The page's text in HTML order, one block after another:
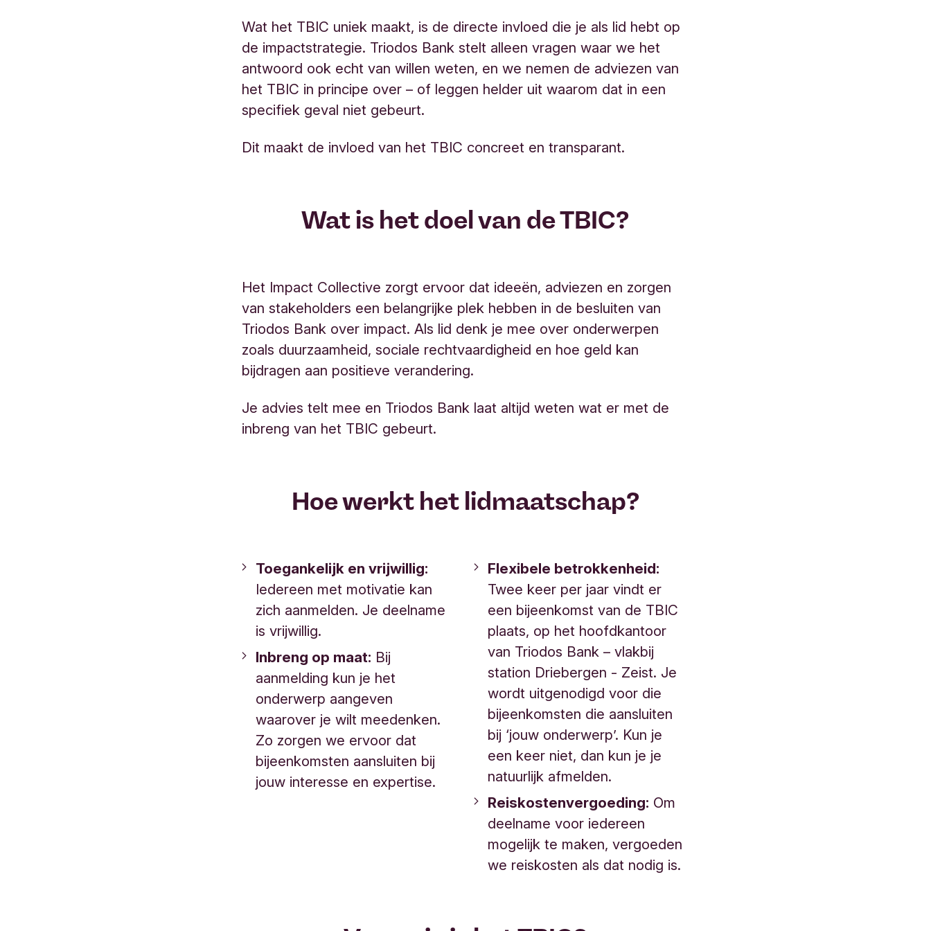
Wat het TBIC uniek maakt, is de directe invloed die je als lid hebt op
de impactstrategie. Triodos Bank stelt alleen vragen waar we het
antwoord ook echt van willen weten, en we nemen de adviezen van
het TBIC in principe over – of leggen helder uit waarom dat in een
specifiek geval niet gebeurt.
Dit maakt de invloed van het TBIC concreet en transparant.
Wat is het doel van de TBIC?
Het Impact Collective zorgt ervoor dat ideeën, adviezen en zorgen
van stakeholders een belangrijke plek hebben in de besluiten van
Triodos Bank over impact. Als lid denk je mee over onderwerpen
zoals duurzaamheid, sociale rechtvaardigheid en hoe geld kan
bijdragen aan positieve verandering.
Je advies telt mee en Triodos Bank laat altijd weten wat er met de
inbreng van het TBIC gebeurt.
Hoe werkt het lidmaatschap?
Toegankelijk en vrijwillig:
Iedereen met motivatie kan
zich aanmelden. Je deelname
is vrijwillig.
Inbreng op maat: Bij
aanmelding kun je het
onderwerp aangeven
waarover je wilt meedenken.
Zo zorgen we ervoor dat
bijeenkomsten aansluiten bij
jouw interesse en expertise.
Flexibele betrokkenheid:
Twee keer per jaar vindt er
een bijeenkomst van de TBIC
plaats, op het hoofdkantoor
van Triodos Bank – vlakbij
station Driebergen - Zeist. Je
wordt uitgenodigd voor die
bijeenkomsten die aansluiten
bij ‘jouw onderwerp’. Kun je
een keer niet, dan kun je je
natuurlijk afmelden.
Reiskostenvergoeding: Om
deelname voor iedereen
mogelijk te maken, vergoeden
we reiskosten als dat nodig is.